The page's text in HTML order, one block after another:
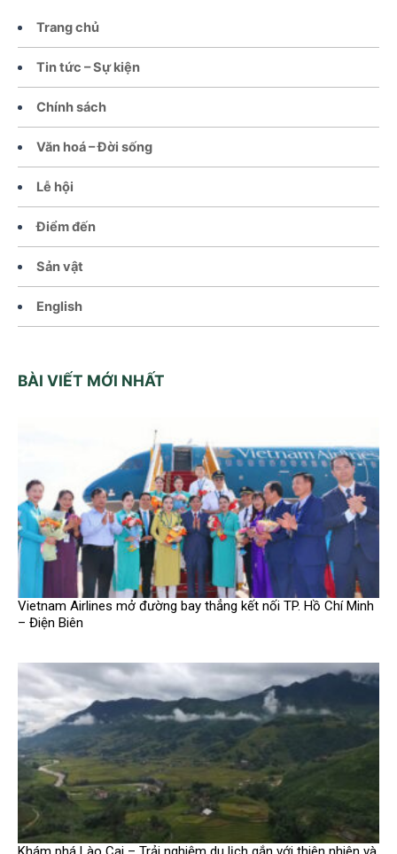
Trang chủ
Tin tức – Sự kiện
Chính sách
Văn hoá – Đời sống
Lễ hội
Điểm đến
Sản vật
English
BÀI VIẾT MỚI NHẤT
Vietnam Airlines mở đường bay thẳng kết nối TP. Hồ Chí Minh
– Điện Biên